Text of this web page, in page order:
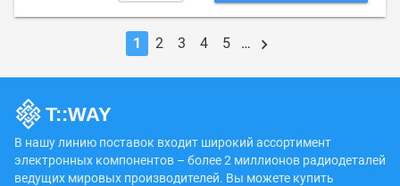
1 2 3 4 5 …
В нашу линию поставок входит широкий ассортимент
электронных компонентов – более 2 миллионов радиодеталей
ведущих мировых производителей. Вы можете купить